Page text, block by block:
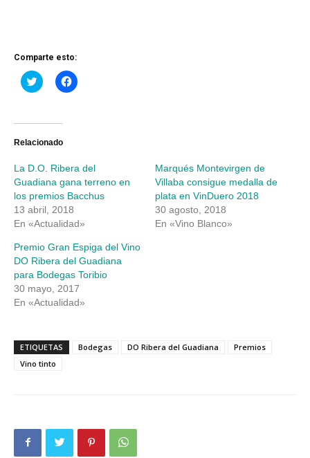
Comparte esto:
Haz
clic
Twitter
abre
ventana
nueva)
Haz
clic
ventana
nueva)
Relacionado
La D.O. Ribera del
Guadiana gana terreno en
los premios Bacchus
13 abril, 2018
En «Actualidad»
Marqués Montevirgen de
Villaba consigue medalla de
plata en VinDuero 2018
30 agosto, 2018
En «Vino Blanco»
Premio Gran Espiga del Vino
DO Ribera del Guadiana
para Bodegas Toribio
30 mayo, 2017
En «Actualidad»
ETIQUETAS Bodegas DO Ribera del Guadiana
Premios
Vino tinto